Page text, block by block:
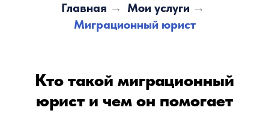
Главная → Мои услуги →
Миграционный юрист
Кто такой миграционный
юрист и чем он помогает